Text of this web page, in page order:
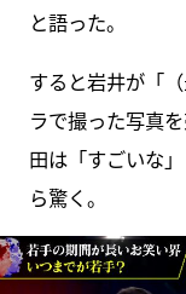
と語った。
すると岩井が「
ラで撮った写真
田は「すごいな
ら驚く。